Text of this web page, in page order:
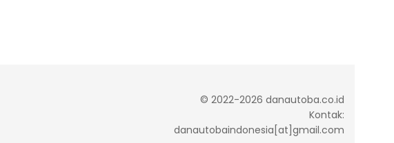
© 2022-2026 danautoba.co.id
Kontak:
danautobaindonesia[at]gmail.com